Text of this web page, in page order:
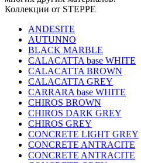
Коллекции от STEPPE
ANDESITE
AUTUNNO
BLACK MARBLE
CALACATTA base WHITE
CALACATTA BROWN
CALACATTA GREY
CARRARA base WHITE
CHIROS BROWN
CHIROS DARK GREY
CHIROS GREY
CONCRETE LIGHT GREY
CONCRETE ANTRACITE
CONCRETE ANTRACITE